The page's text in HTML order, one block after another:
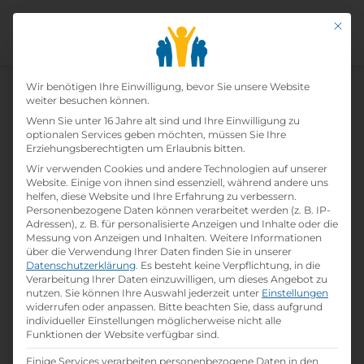
Home»Lehrbetriebe»BD
BD
printLehrstelle ausdrucken
Detailinformationen
folderBranche:
Wissenschaft / Forschung / Entwicklung
infoGründungsjahr
1897
Mit
Datenschutz-
Wir benötigen Ihre Einwilligung, bevor Sie unsere Website
weiter besuchen können.
Wenn Sie unter 16 Jahre alt sind und Ihre Einwilligung zu
optionalen Services geben möchten, müssen Sie Ihre
Erziehungsberechtigten um Erlaubnis bitten.
Wir verwenden Cookies und andere Technologien auf unserer
Website. Einige von ihnen sind essenziell, während andere uns
helfen, diese Website und Ihre Erfahrung zu verbessern.
Personenbezogene Daten können verarbeitet werden (z. B. IP-
Adressen), z. B. für personalisierte Anzeigen und Inhalte oder die
Messung von Anzeigen und Inhalten. Weitere Informationen
über die Verwendung Ihrer Daten finden Sie in unserer
Datenschutzerklärung. Es besteht keine Verpflichtung, in die
Verarbeitung Ihrer Daten einzuwilligen, um dieses Angebot zu
nutzen. Sie können Ihre Auswahl jederzeit unter Einstellungen
widerrufen oder anpassen. Bitte beachten Sie, dass aufgrund
individueller Einstellungen möglicherweise nicht alle
Funktionen der Website verfügbar sind.
Einige Services verarbeiten personenbezogene Daten in den